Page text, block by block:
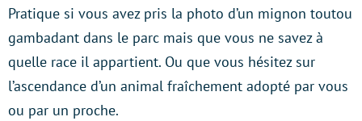
Pratique si vous avez pris la photo d’un mignon toutou
gambadant dans le parc mais que vous ne savez à
quelle race il appartient. Ou que vous hésitez sur
l’ascendance d’un animal fraîchement adopté par vous
ou par un proche.